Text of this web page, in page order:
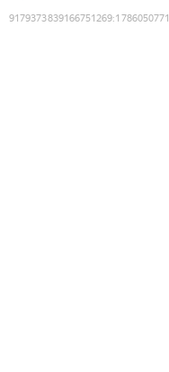
9179373839166751269:1786050771